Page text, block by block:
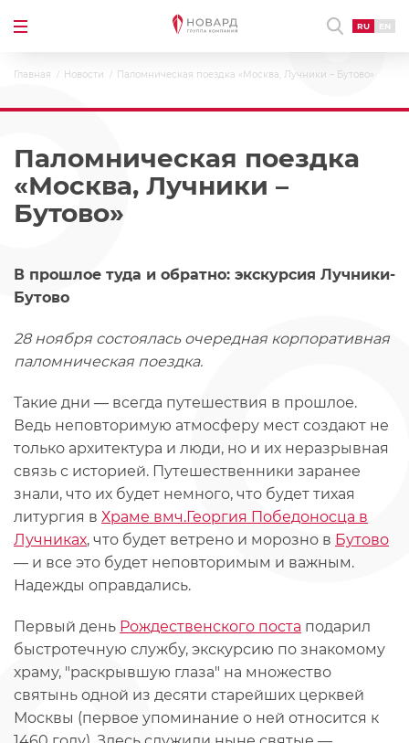
RU EN
Главная Новости Паломническая поездка «Москва, Лучники – Бутово»
Паломническая поездка
«Москва, Лучники –
Бутово»
В прошлое туда и обратно: экскурсия Лучники-
Бутово
28 ноября состоялась очередная корпоративная
паломническая поездка.
Такие дни — всегда путешествия в прошлое.
Ведь неповторимую атмосферу мест создают не
только архитектура и люди, но и их неразрывная
связь с историей. Путешественники заранее
знали, что их будет немного, что будет тихая
литургия в Храме вмч.Георгия Победоносца в
Лучниках, что будет ветрено и морозно в Бутово
— и все это будет неповторимым и важным.
Надежды оправдались.
Первый день Рождественского поста подарил
быстротечную службу, экскурсию по знакомому
храму, "раскрывшую глаза" на множество
святынь одной из десяти старейших церквей
Москвы (первое упоминание о ней относится к